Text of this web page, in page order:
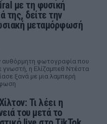
με τη φυσική
της, δείτε την
μεταμόρφωσή
αυθόρμητη φωτογραφία που
γνωστή, η Ελίζαμπεθ Ντέστα
ξανά με μια λαμπερή
Τι λέει η
του μετά το